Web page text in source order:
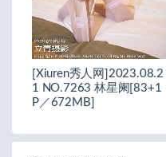
[Xiuren秀人网]2023.08.2
1 NO.7263 林星阑[83+1
P／672MB]